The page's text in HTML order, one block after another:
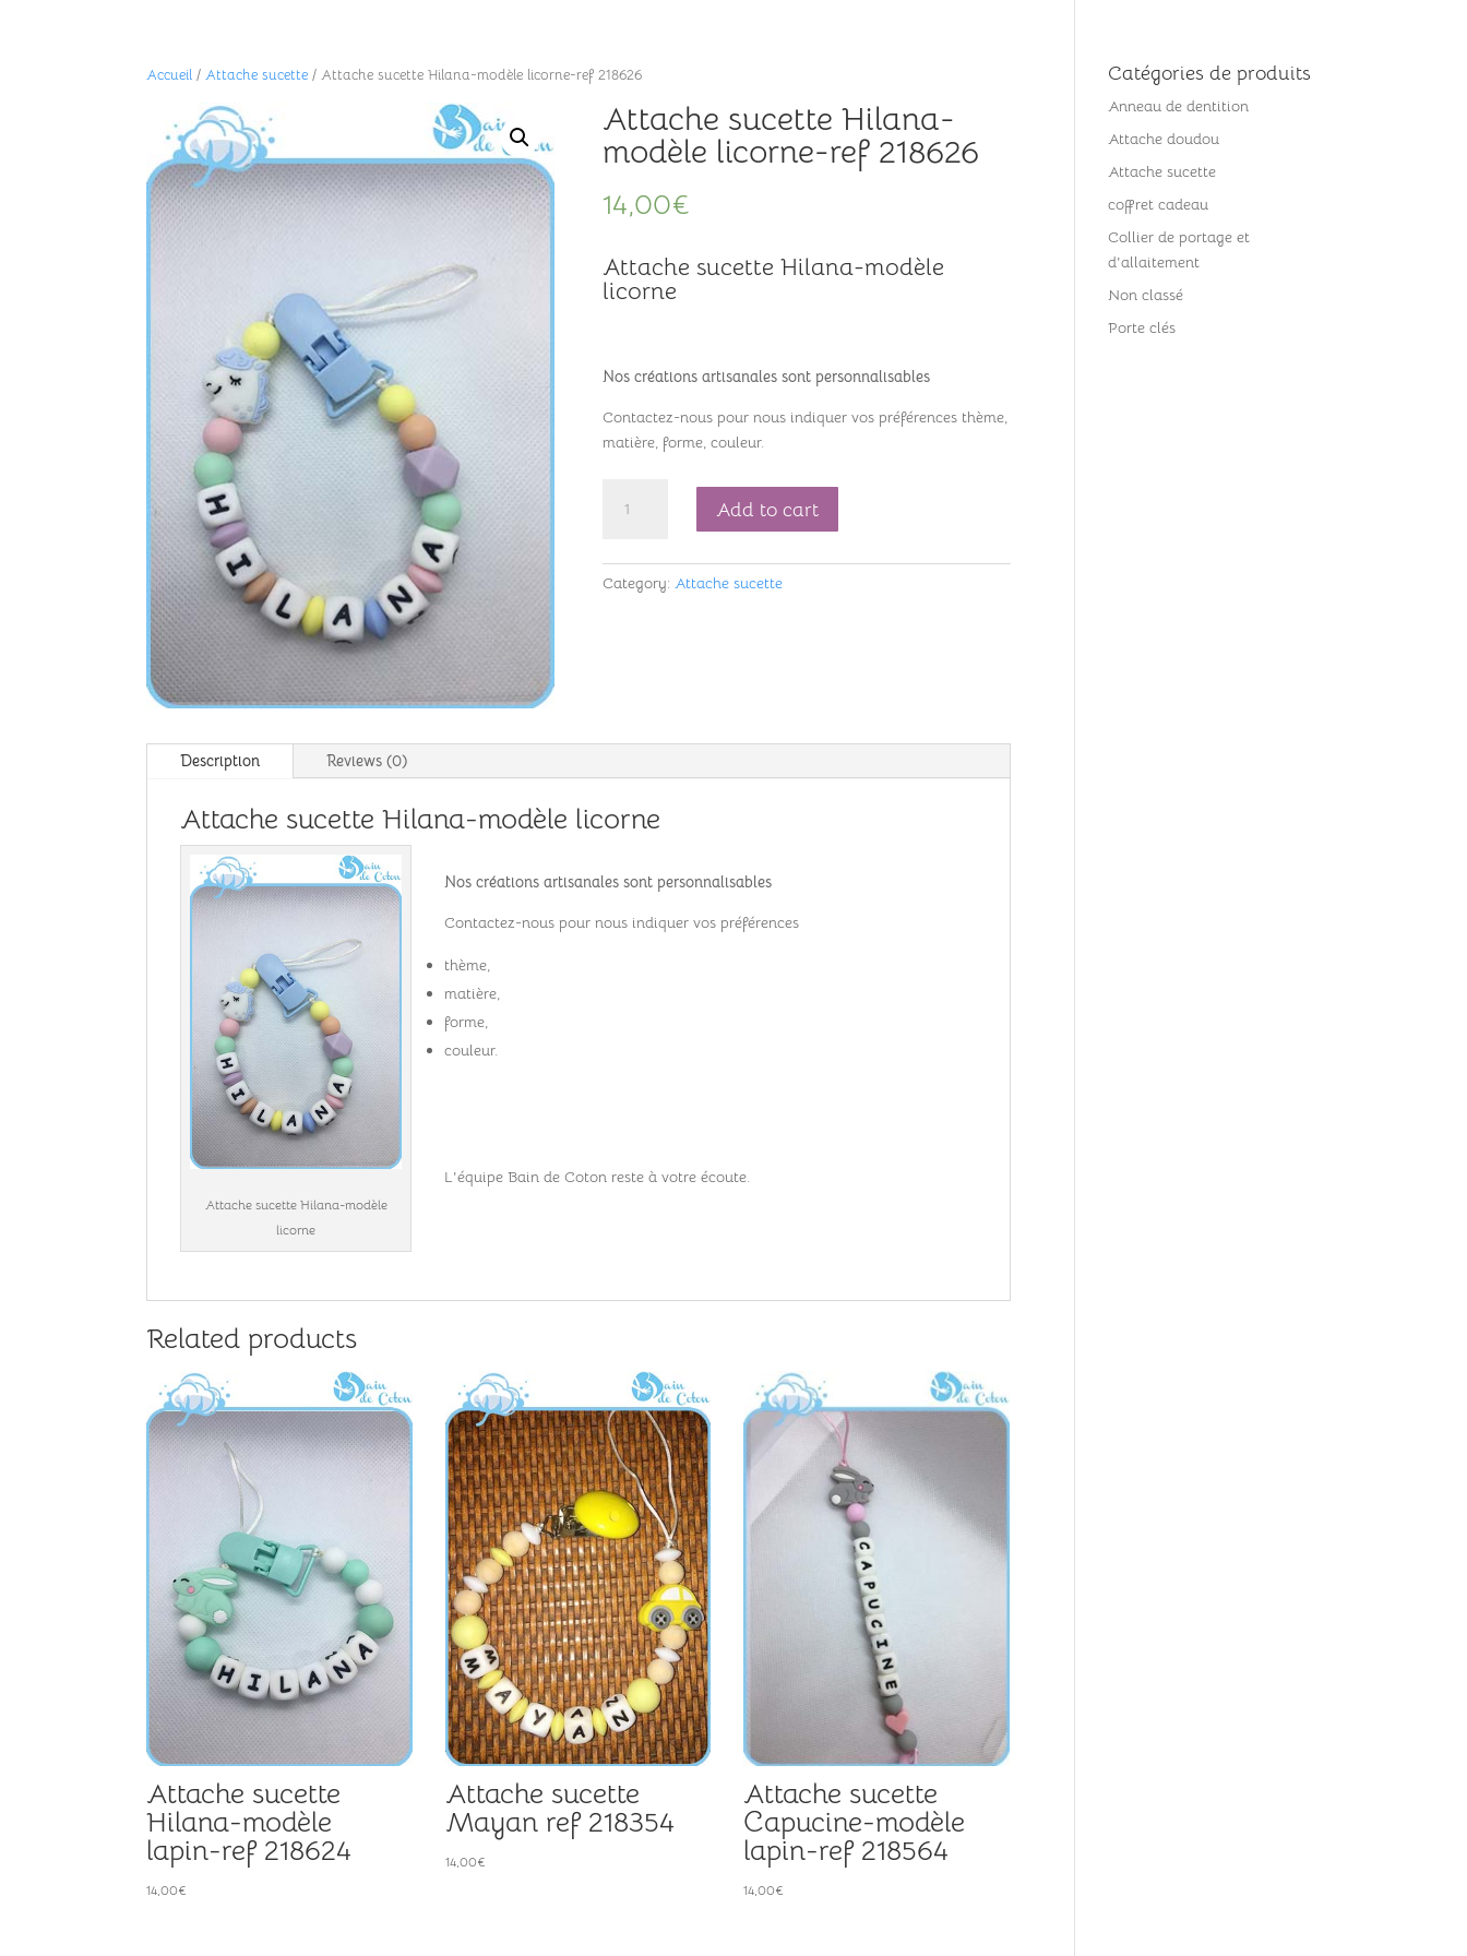
Accueil /Attache sucette / Attache sucette Hilana-modèle licorne-ref 218626
Attache sucette Hilana-
modèle licorne-ref 218626
14,00€
Attache sucette Hilana-modèle
licorne
Nos créations artisanales sont personnalisables
Contactez-nous pour nous indiquer vos préférences thème,
matière, forme, couleur.
sucette
modèle
licorne-
Add to cart
Category: Attache sucette
Description Reviews (0)
Attache sucette Hilana-modèle licorne
Attache sucette Hilana-modèle
licorne
Nos créations artisanales sont personnalisables
Contactez-nous pour nous indiquer vos préférences
thème,
matière,
forme,
couleur.
L'équipe Bain de Coton reste à votre écoute.
Related products
Attache sucette
Hilana-modèle
lapin-ref 218624
14,00€
Attache sucette
Mayan ref 218354
14,00€
Attache sucette
Capucine-modèle
lapin-ref 218564
14,00€
Catégories de produits
Anneau de dentition
Attache doudou
Attache sucette
coffret cadeau
Collier de portage et
d'allaitement
Non classé
Porte clés